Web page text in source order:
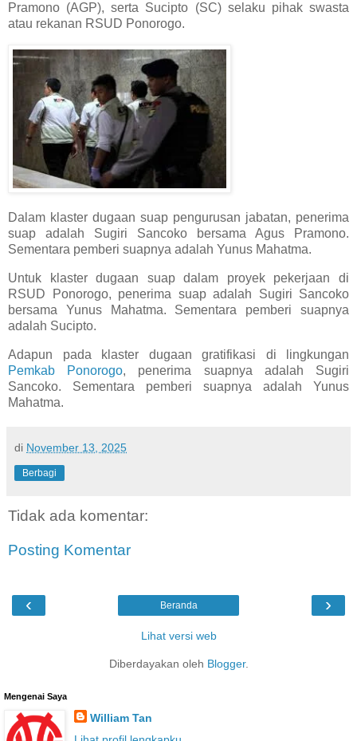
Pramono (AGP), serta Sucipto (SC) selaku pihak swasta
atau rekanan RSUD Ponorogo.
Dalam klaster dugaan suap pengurusan jabatan, penerima
suap adalah Sugiri Sancoko bersama Agus Pramono.
Sementara pemberi suapnya adalah Yunus Mahatma.
Untuk klaster dugaan suap dalam proyek pekerjaan di
RSUD Ponorogo, penerima suap adalah Sugiri Sancoko
bersama Yunus Mahatma. Sementara pemberi suapnya
adalah Sucipto.
Adapun pada klaster dugaan gratifikasi di lingkungan
Pemkab Ponorogo, penerima suapnya adalah Sugiri
Sancoko. Sementara pemberi suapnya adalah Yunus
Mahatma.
di November 13, 2025
Berbagi
Tidak ada komentar:
Posting Komentar
‹ ›
Beranda
Lihat versi web
Diberdayakan oleh Blogger.
Mengenai Saya
William Tan